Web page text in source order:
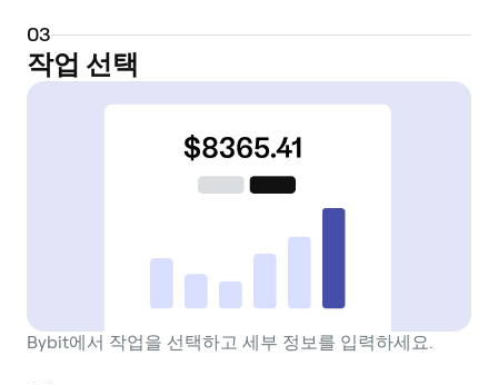
03
작업 선택
Bybit에서 작업을 선택하고 세부 정보를 입력하세요.